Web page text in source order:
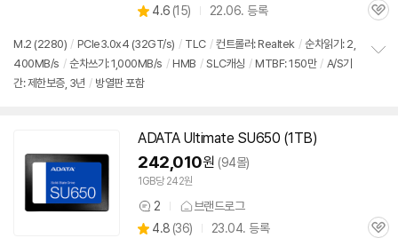
별
점
4.6 (상
리
뷰
15) 22.06. 등록
관
M.2 (2280) / PCIe3.0x4 (32GT/s) / TLC / 컨트롤러: Realtek / 순차읽기: 2,
400MB/s / 순차쓰기: 1,000MB/s / HMB / SLC캐싱 / MTBF: 150만 / A/S기
간: 제한보증, 3년 / 방열판 포함
ADATA Ultimate SU650 (1TB)
242,010원 (94몰)
1GB당 242원
상
품
2 브랜드로그
별
4.8 (상
36) 23.04. 등록
관